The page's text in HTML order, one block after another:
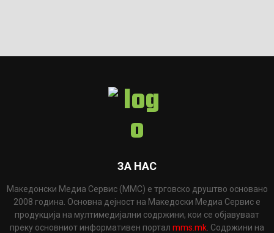
ЗА НАС
Македонски Медиа Сервис (ММС) е трговско друштво основано
2008 година. Основна дејност на Македоски Медиа Сервис е
продукција на мултимедијални содржини, кои се објавуваат
преку основниот информативен портал mms.mk . Содржини на